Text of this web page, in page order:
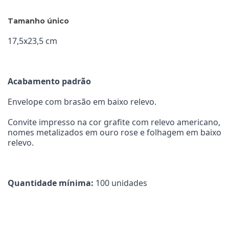
Tamanho único
17,5x23,5 cm
Acabamento padrão
Envelope com brasão em baixo relevo.
Convite impresso na cor grafite com relevo americano,
nomes metalizados em ouro rose e folhagem em baixo
relevo.
Quantidade mínima: 100 unidades